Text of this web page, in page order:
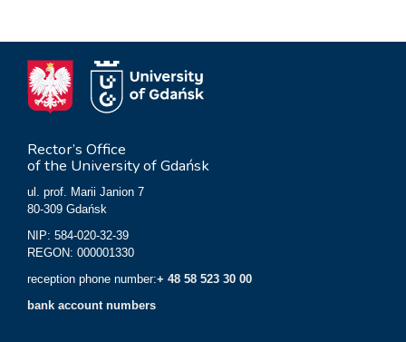
Rector’s Office
of the University of Gdańsk
ul. prof. Marii Janion 7
80-309 Gdańsk
NIP: 584-020-32-39
REGON: 000001330
reception phone number:+ 48 58 523 30 00
bank account numbers